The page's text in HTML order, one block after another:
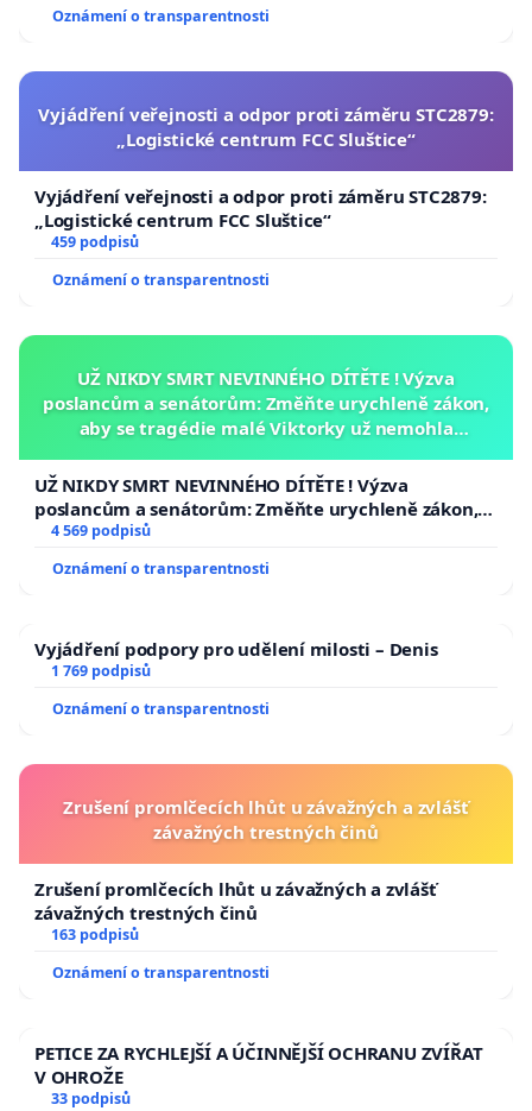
Oznámení o transparentnosti
Vyjádření veřejnosti a odpor proti záměru STC2879:
„Logistické centrum FCC Sluštice“
Vyjádření veřejnosti a odpor proti záměru STC2879:
„Logistické centrum FCC Sluštice“
459 podpisů
Oznámení o transparentnosti
UŽ NIKDY SMRT NEVINNÉHO DÍTĚTE ! Výzva
poslancům a senátorům: Změňte urychleně zákon,
aby se tragédie malé Viktorky už nemohla
UŽ NIKDY SMRT NEVINNÉHO DÍTĚTE ! Výzva
poslancům a senátorům: Změňte urychleně zákon,
aby se tragédie malé Viktorky už nemohla opakovat!
4 569 podpisů
Oznámení o transparentnosti
Vyjádření podpory pro udělení milosti – Denis
1 769 podpisů
Oznámení o transparentnosti
Zrušení promlčecích lhůt u závažných a zvlášť
závažných trestných činů
Zrušení promlčecích lhůt u závažných a zvlášť
závažných trestných činů
163 podpisů
Oznámení o transparentnosti
PETICE ZA RYCHLEJŠÍ A ÚČINNĚJŠÍ OCHRANU ZVÍŘAT
V OHROŽE
33 podpisů